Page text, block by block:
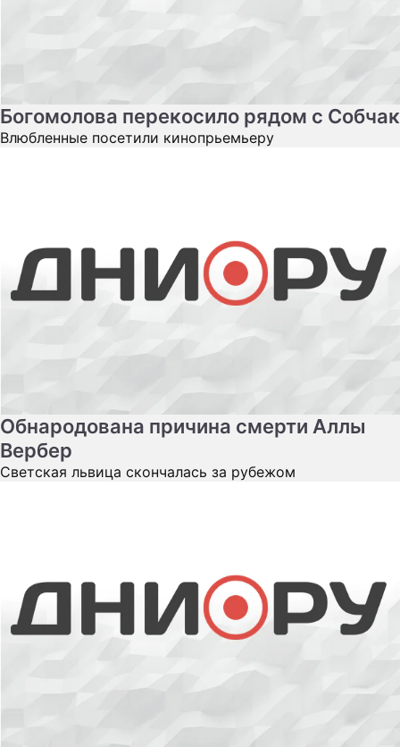
Богомолова перекосило рядом с Собчак
Влюбленные посетили кинопрьемьеру
Обнародована причина смерти Аллы
Вербер
Светская львица скончалась за рубежом